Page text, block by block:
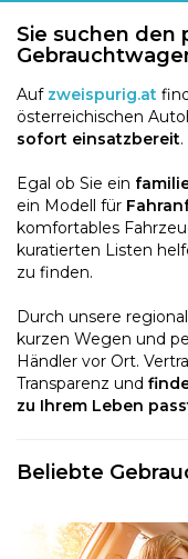
Sie suchen den
Auf zweispurig.at
österreichischen
sofort einsatzbereit.
Egal ob Sie ein
ein Modell für
komfortables
kuratierten Listen
zu finden.
Durch unsere
kurzen Wegen und
Händler vor Ort.
Transparenz und
zu Ihrem Leben
Beliebte